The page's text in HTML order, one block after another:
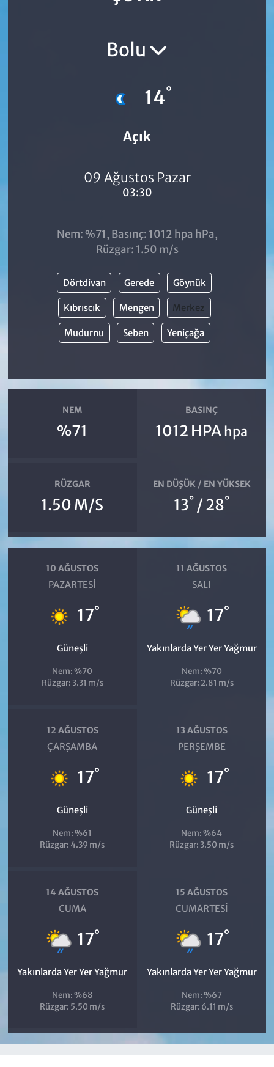
Bolu
14°
Açık
09 Ağustos Pazar
03:30
Nem: %71, Basınç: 1012 hpa hPa,
Rüzgar: 1.50 m/s
Dörtdivan Gerede Göynük
Kıbrıscık Mengen Merkez
Mudurnu Seben Yeniçağa
NEM
%71
BASINÇ
1012 HPA hpa
RÜZGAR
1.50 M/S
EN DÜŞÜK / EN YÜKSEK
13° / 28°
10 AĞUSTOS
PAZARTESI
17°
Güneşli
Nem: %70
Rüzgar: 3.31 m/s
11 AĞUSTOS
SALI
17°
Yakınlarda Yer Yer Yağmur
Nem: %70
Rüzgar: 2.81 m/s
12 AĞUSTOS
ÇARŞAMBA
17°
Güneşli
Nem: %61
Rüzgar: 4.39 m/s
13 AĞUSTOS
PERŞEMBE
17°
Güneşli
Nem: %64
Rüzgar: 3.50 m/s
14 AĞUSTOS
CUMA
17°
Yakınlarda Yer Yer Yağmur
Nem: %68
Rüzgar: 5.50 m/s
15 AĞUSTOS
CUMARTESI
17°
Yakınlarda Yer Yer Yağmur
Nem: %67
Rüzgar: 6.11 m/s